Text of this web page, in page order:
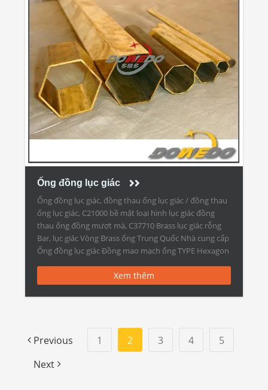
Ống đồng lục giác
Ống đồng lục giác, đồng thau ống lục giác / đồng thau
ống lục giác, C21000 bề mặt loại hình lục giác đồng
thau ống đồng mượt mà, C37710 Brass lục giác rỗng
Bar, lục giác Vòng Brass ống Trung Quốc Nhà cung cấp
Ống đồng lục giác Đồng mao mạch ống TYPE Hexagon
Xem thêm
Previous 1 2 3 4
5
Next